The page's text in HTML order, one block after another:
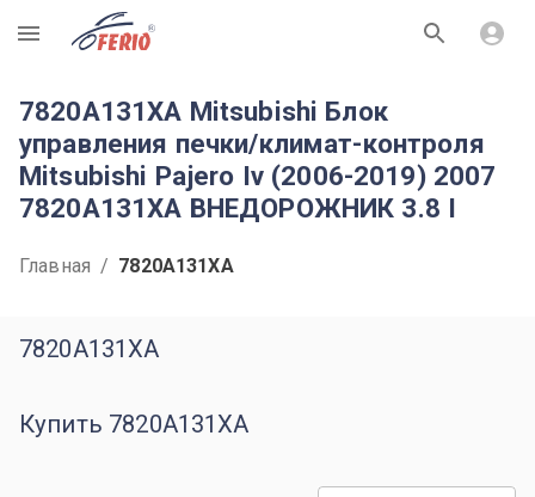
R
7820A131XA Mitsubishi Блок
управления печки/климат-контроля
Mitsubishi Pajero Iv (2006-2019) 2007
7820A131XA ВНЕДОРОЖНИК 3.8 I
Главная / 7820A131XA
7820A131XA
Купить 7820A131XA